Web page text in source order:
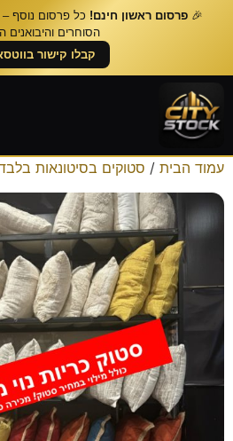
🎉פרסום ראשון חינם!
הסוחרים והיבואנים
קבלו קישור
עמוד הבית / סטוקים בסיטונאות